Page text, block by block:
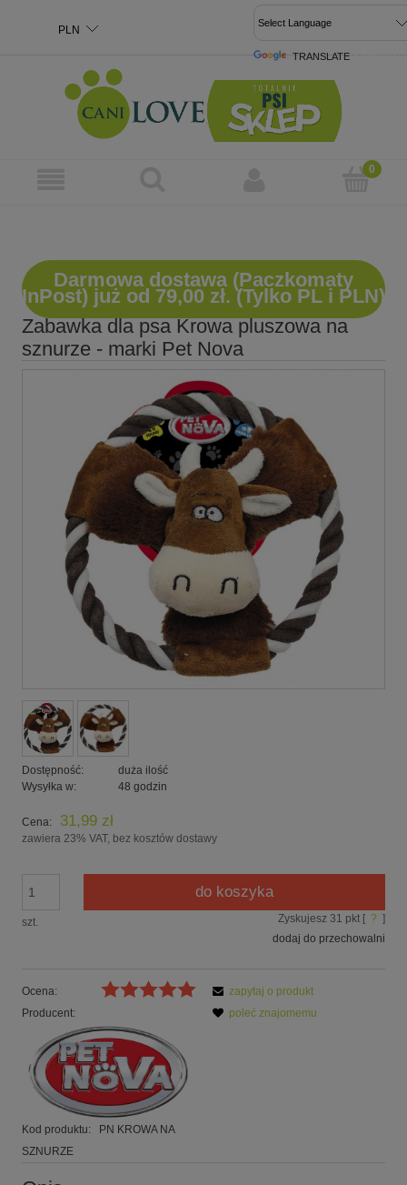
TRANSLATE
Darmowa dostawa (Paczkomaty
InPost) już od 79,00 zł. (Tylko PL i PLN)
Zabawka dla psa Krowa pluszowa na
sznurze - marki Pet Nova
Dostępność:
duża ilość
Wysyłka w:
48 godzin
Cena: 31,99 zł
zawiera 23% VAT, bez kosztów dostawy
szt.
do koszyka
Zyskujesz 31 pkt [ ? ]
dodaj do przechowalni
Ocena:
Producent:
Kod produktu:
PN KROWA NA
SZNURZE
zapytaj o produkt
poleć znajomemu